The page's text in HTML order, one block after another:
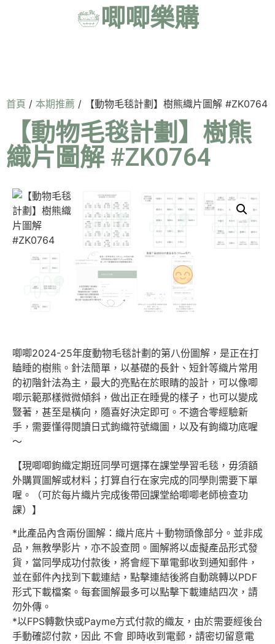
唧唧樂購
首頁 / 本期推薦 / 【動物毛毯計劃】樹熊織片圖解 #ZK0764
【動物毛毯計劃】樹熊
織片圖解 #ZK0764
唧唧2024-25年度動物毛毯計劃的第八份圖解，是正在打
瞌睡的樹熊。針法簡單，以基礎的長針、短針等織片常用
的初階針法為主，最大的亮點在於眼睛的設計，可以像唧
唧示範那樣微微傾斜，做出正在睡覺的樣子，也可以變成
豎著，甚至是橫向，隨喜好決定即可。不適合零經驗新
手，需要懂得閱讀日式鉤織符號織圖，以及有鉤織功底喔
～
【現唧唧鉤織定期班同學可選擇在課堂學習毛毯，毋須額
外購買圖解或材料；打算自行在家完成的同學則需要下單
喔。（可於每片織片完成後帶回課堂給唧唧老師檢查功
課）】
*此產品內含兩份圖解：織片底片＋動物頭像部分。並非成
品，無教學影片，亦不設查問。圖解將以虛擬產品形式發
貨，當同學成功付款後，將會經下單電郵收到通知郵件，
並在郵件內找到下載連結，點擊連結後將自動跳轉以PDF
形式下載檔案。每套圖解最多可以點擊下載連結四次，請
勿外傳。
*以FPS轉數快或Payme方式付款的織友，由於需要經後台
手動確認付款，因此 不會 即時收到電郵，請密切留意電